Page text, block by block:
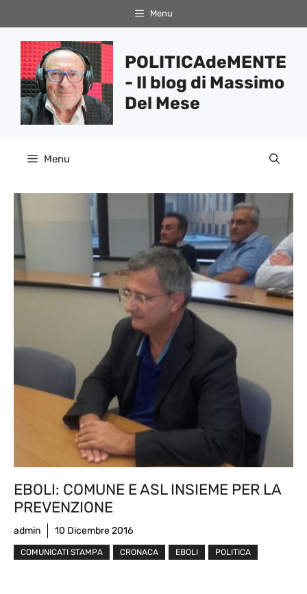
al
contenuto
Menu
POLITICAdeMENTE
- Il blog di Massimo
Del Mese
Menu
EBOLI: COMUNE E ASL INSIEME PER LA
PREVENZIONE
admin 10 Dicembre 2016
COMUNICATI STAMPA CRONACA EBOLI POLITICA